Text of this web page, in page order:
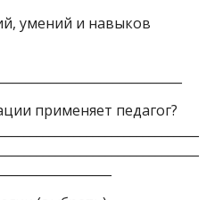
умений и навыков
применяет педагог?